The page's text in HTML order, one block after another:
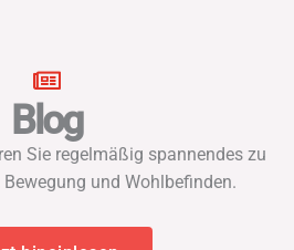
Blog
Sie regelmäßig spannendes zu
und Wohlbefinden.